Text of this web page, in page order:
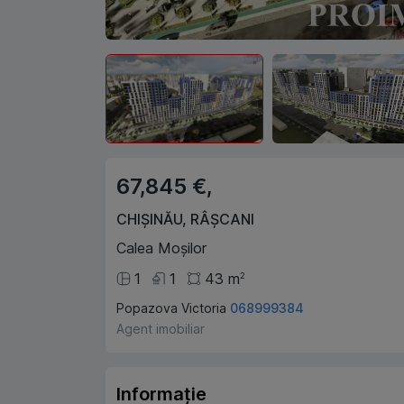
67,845 €,
CHIȘINĂU, RÂȘCANI
Calea Moșilor
1
1 43 m2
Popazova Victoria 068999384
Agent imobiliar
Informație